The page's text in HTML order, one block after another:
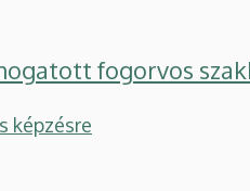
fogorvos
képzésre